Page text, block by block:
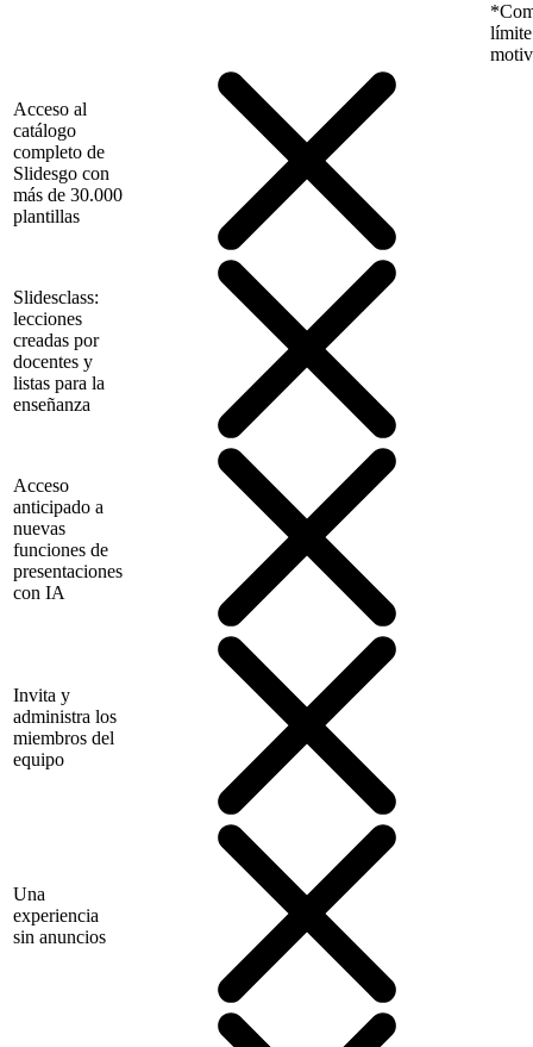
límite
Acceso al
catálogo
completo de
Slidesgo con
más de 30.000
plantillas
Slidesclass:
lecciones
creadas por
docentes y
listas para la
enseñanza
Acceso
anticipado a
nuevas
funciones de
presentaciones
con IA
Invita y
administra los
miembros del
equipo
Una
experiencia
sin anuncios